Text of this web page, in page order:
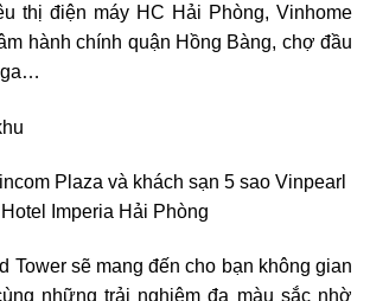
thị điện máy HC Hải Phòng, Vinhome
hành chính quận Hồng Bàng, chợ đầu
ga…
Plaza và khách sạn 5 sao Vinpearl
Hotel Imperia Hải Phòng
Tower sẽ mang đến cho bạn không gian
những trải nghiệm đa màu sắc nhờ